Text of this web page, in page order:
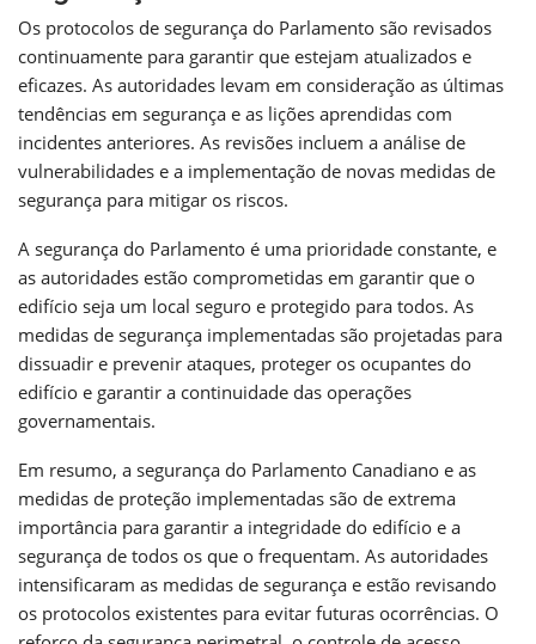
Os protocolos de segurança do Parlamento são revisados
continuamente para garantir que estejam atualizados e
eficazes. As autoridades levam em consideração as últimas
tendências em segurança e as lições aprendidas com
incidentes anteriores. As revisões incluem a análise de
vulnerabilidades e a implementação de novas medidas de
segurança para mitigar os riscos.
A segurança do Parlamento é uma prioridade constante, e
as autoridades estão comprometidas em garantir que o
edifício seja um local seguro e protegido para todos. As
medidas de segurança implementadas são projetadas para
dissuadir e prevenir ataques, proteger os ocupantes do
edifício e garantir a continuidade das operações
governamentais.
Em resumo, a segurança do Parlamento Canadiano e as
medidas de proteção implementadas são de extrema
importância para garantir a integridade do edifício e a
segurança de todos os que o frequentam. As autoridades
intensificaram as medidas de segurança e estão revisando
os protocolos existentes para evitar futuras ocorrências. O